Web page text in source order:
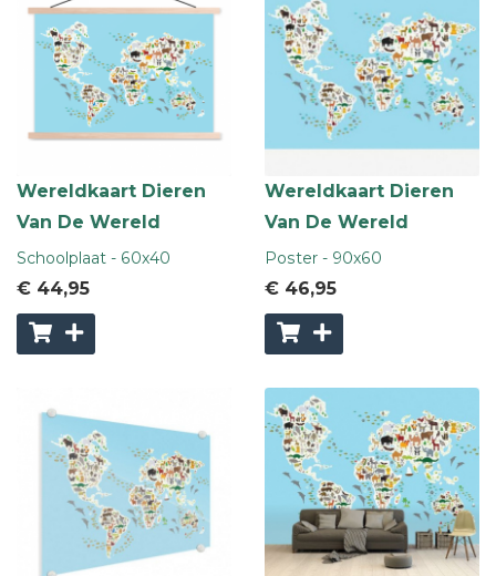
Wereldkaart Dieren
Van De Wereld
Schoolplaat - 60x40
€ 44,95
Wereldkaart Dieren
Van De Wereld
Poster - 90x60
€ 46,95